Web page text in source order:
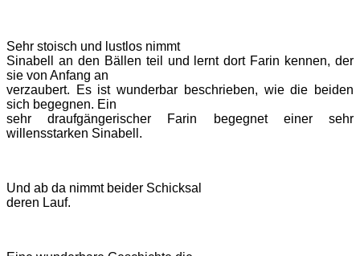
Sehr stoisch und lustlos nimmt
Sinabell an den Bällen teil und lernt dort Farin kennen, der
sie von Anfang an
verzaubert. Es ist wunderbar beschrieben, wie die beiden
sich begegnen. Ein
sehr draufgängerischer Farin begegnet einer sehr
willensstarken Sinabell.
Und ab da nimmt beider Schicksal
deren Lauf.